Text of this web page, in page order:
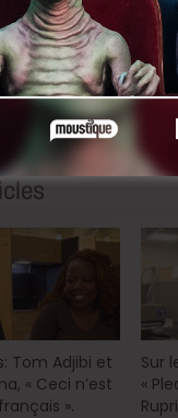
du Standard :
– Les Supporters
Tom Adjibi et
« Ceci n’est
».
Sur
«